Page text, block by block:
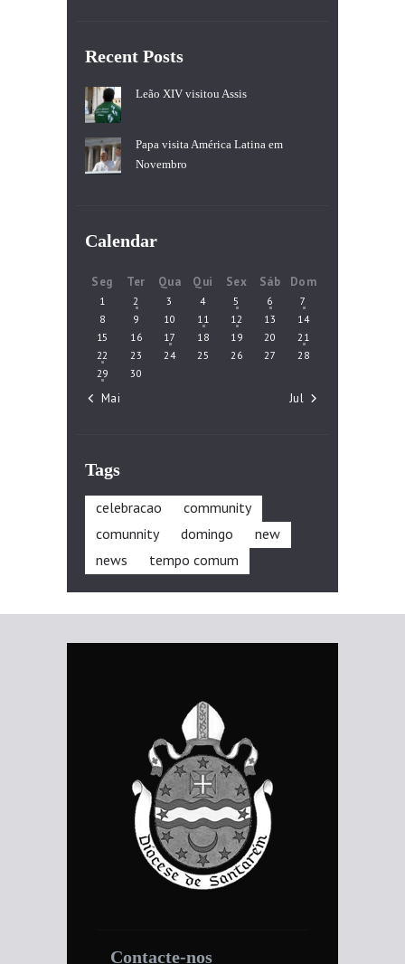
Recent Posts
Leão XIV visitou Assis
Papa visita América Latina em
Novembro
Calendar
Seg Ter Qua Qui Sex Sáb Dom
1 2 3 4 5 6
7
8
9 10 11 12 13
14
15
16 17 18 19 20
21
22
23 24 25 26 27
28
29
30
« Mai Jul »
Tags
celebracao
community
comunnity
domingo
new
news
tempo comum
Contacte-nos